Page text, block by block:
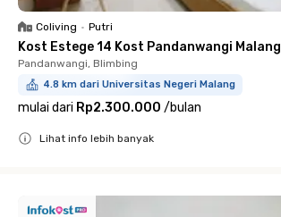
Coliving • Putri
Kost Estege 14 Kost Pandanwangi Malang
Pandanwangi, Blimbing
4.8 km dari Universitas Negeri Malang
mulai dari Rp2.300.000 /bulan
Lihat info lebih banyak